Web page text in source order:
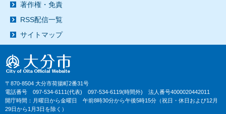
著作権・免責
RSS配信一覧
サイトマップ
〒870-8504 大分市荷揚町2番31号
電話番号 097-534-6111(代表) 097-534-6119(時間外) 法人番号4000020442011
開庁時間：月曜日から金曜日 午前8時30分から午後5時15分（祝日・休日および12月
29日から1月3日を除く）